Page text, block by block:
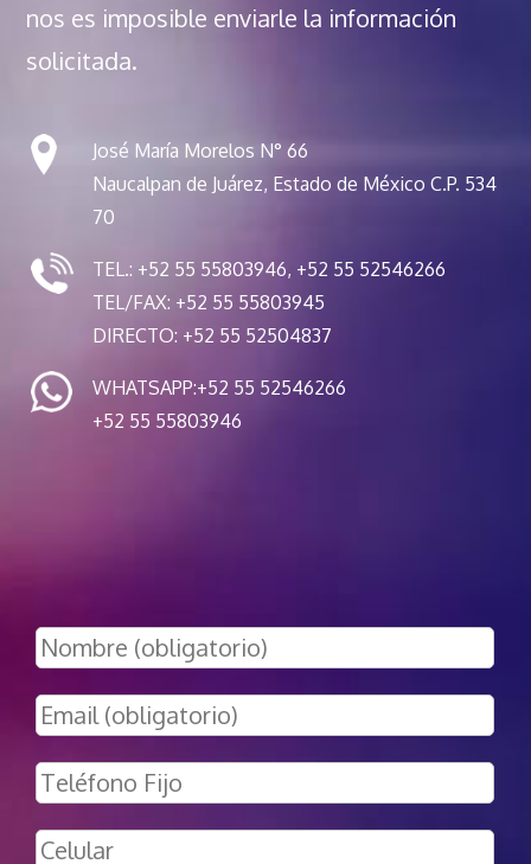
nos es imposible enviarle la información
solicitada.
José María Morelos N° 66
Naucalpan de Juárez, Estado de México C.P. 534
70
TEL.: +52 55 55803946, +52 55 52546266
TEL/FAX: +52 55 55803945
DIRECTO: +52 55 52504837
WHATSAPP:+52 55 52546266
+52 55 55803946